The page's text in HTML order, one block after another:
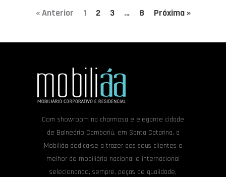
« Anterior 1 2 3 … 8 Próxima »
Com showroom na charmosa e elegante cidade
de Balneário Camboriú, em Santa Catarina, a
Mobiliáa dedica-se a trazer aos seus clientes o
melhor do mobiliário nacional e internacional
selecionando, sempre, peças de qualidade,